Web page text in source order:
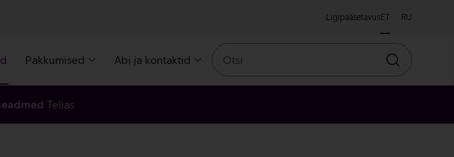
LigipääsetavusET RU
Pakkumised Abi ja kontaktid
Otsin
Telias